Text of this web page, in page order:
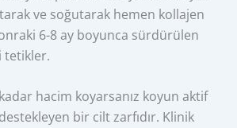
ve soğutarak hemen kollajen
6-8 ay boyunca sürdürülen
tetikler.
hacim koyarsanız koyun aktif
bir cilt zarfıdır. Klinik